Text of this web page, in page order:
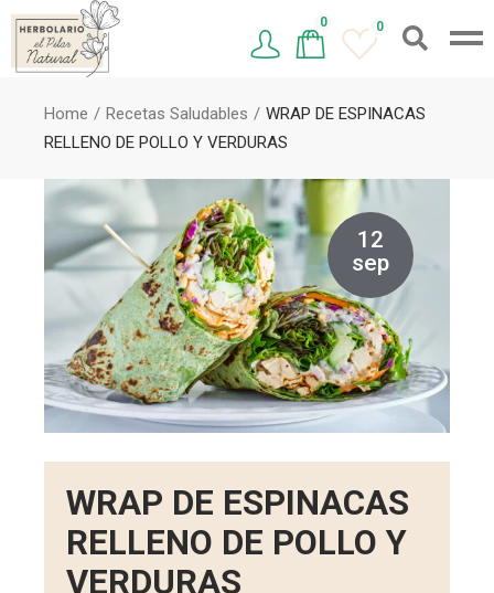
0 0
Home Recetas Saludables
WRAP DE ESPINACAS
RELLENO DE POLLO Y VERDURAS
12
sep
WRAP DE ESPINACAS
RELLENO DE POLLO Y
VERDURAS